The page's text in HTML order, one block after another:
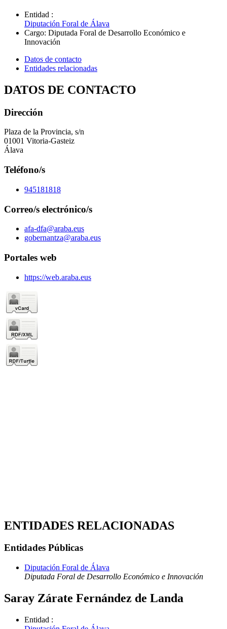
Entidad :
Diputación Foral de Álava
Cargo: Diputada Foral de Desarrollo Económico e
Innovación
Datos de contacto
Entidades relacionadas
DATOS DE CONTACTO
Dirección
Plaza de la Provincia, s/n
01001 Vitoria-Gasteiz
Álava
Teléfono/s
945181818
Correo/s electrónico/s
afa-dfa@araba.eus
gobernantza@araba.eus
Portales web
https://web.araba.eus
ENTIDADES RELACIONADAS
Entidades Públicas
Diputación Foral de Álava
Diputada Foral de Desarrollo Económico e Innovación
Saray Zárate Fernández de Landa
Entidad :